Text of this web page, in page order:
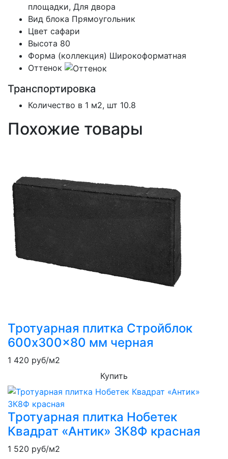
площадки, Для двора
Вид блока Прямоугольник
Цвет сафари
Высота 80
Форма (коллекция) Широкоформатная
Оттенок
Транспортировка
Количество в 1 м2, шт 10.8
Похожие товары
Тротуарная плитка Стройблок
600x300x80 мм черная
1 420 руб/м2
Купить
Тротуарная плитка Нобетек
Квадрат «Антик» 3К8Ф красная
1 520 руб/м2